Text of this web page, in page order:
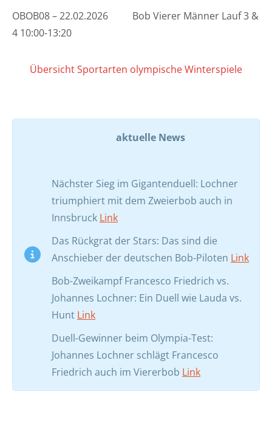
OBOB08 – 22.02.2026 Bob Vierer Männer Lauf 3 &
4 10:00-13:20
Übersicht Sportarten olympische Winterspiele
aktuelle News
Nächster Sieg im Gigantenduell: Lochner
triumphiert mit dem Zweierbob auch in
Innsbruck Link
Das Rückgrat der Stars: Das sind die
Anschieber der deutschen Bob-Piloten Link
Bob-Zweikampf Francesco Friedrich vs.
Johannes Lochner: Ein Duell wie Lauda vs.
Hunt Link
Duell-Gewinner beim Olympia-Test:
Johannes Lochner schlägt Francesco
Friedrich auch im Viererbob Link